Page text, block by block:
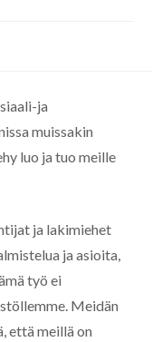
ja
muissakin
luo ja tuo meille
ja lakimiehet
ja asioita,
työ ei
Meidän
että meillä on